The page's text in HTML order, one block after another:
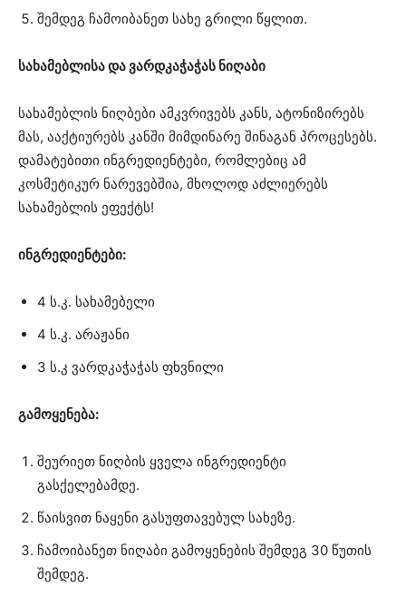
შემდეგ ჩამოიბანეთ სახე გრილი წყლით.
სახამებლისა და ვარდკაჭაჭას ნიღაბი
სახამებლის ნიღბები ამკვრივებს კანს, ატონიზირებს
მას, ააქტიურებს კანში მიმდინარე შინაგან პროცესებს.
დამატებითი ინგრედიენტები, რომლებიც ამ
კოსმეტიკურ ნარევებშია, მხოლოდ აძლიერებს
სახამებლის ეფექტს!
ინგრედიენტები:
4 ს.კ. სახამებელი
4 ს.კ. არაჟანი
3 ს.კ ვარდკაჭაჭას ფხვნილი
გამოყენება:
შეურიეთ ნიღბის ყველა ინგრედიენტი
გასქელებამდე.
წაისვით ნაყენი გასუფთავებულ სახეზე.
ჩამოიბანეთ ნიღაბი გამოყენების შემდეგ 30 წუთის
შემდეგ.